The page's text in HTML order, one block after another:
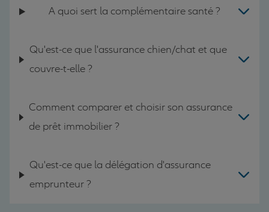
A quoi sert la complémentaire santé ?
Qu'est-ce que l'assurance chien/chat et que
couvre-t-elle ?
Comment comparer et choisir son assurance
de prêt immobilier ?
Qu'est-ce que la délégation d'assurance
emprunteur ?